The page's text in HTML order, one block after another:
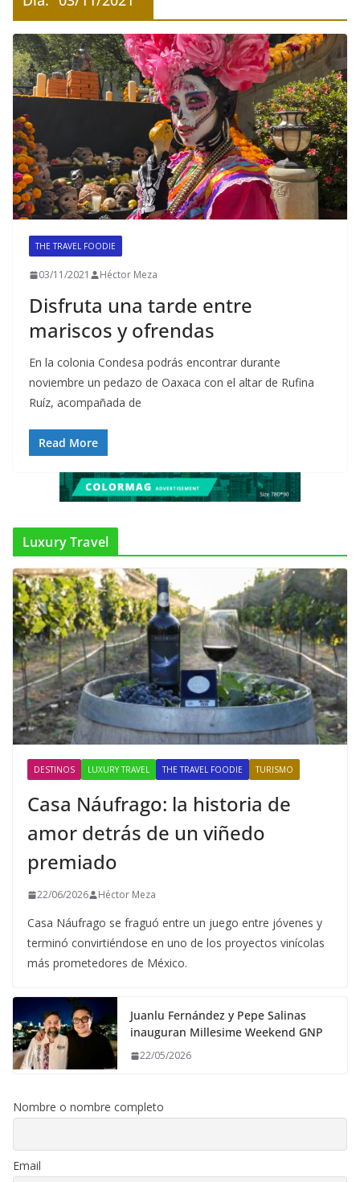
THE TRAVEL FOODIE
03/11/2021 Héctor Meza
Disfruta una tarde entre
mariscos y ofrendas
En la colonia Condesa podrás encontrar durante
noviembre un pedazo de Oaxaca con el altar de Rufina
Ruíz, acompañada de
Read More
Luxury Travel
DESTINOS LUXURY TRAVEL THE TRAVEL FOODIE TURISMO
Casa Náufrago: la historia de
amor detrás de un viñedo
premiado
22/06/2026 Héctor Meza
Casa Náufrago se fraguó entre un juego entre jóvenes y
terminó convirtiéndose en uno de los proyectos vinícolas
más prometedores de México.
Juanlu Fernández y Pepe Salinas
inauguran Millesime Weekend GNP
22/05/2026
Nombre o nombre completo
Email